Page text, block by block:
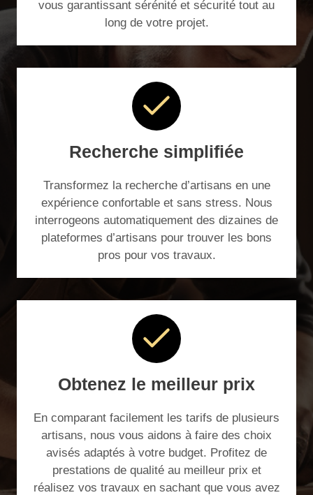
vous garantissant sérénité et sécurité tout au
long de votre projet.
Recherche simplifiée
Transformez la recherche d’artisans en une
expérience confortable et sans stress. Nous
interrogeons automatiquement des dizaines de
plateformes d’artisans pour trouver les bons
pros pour vos travaux.
Obtenez le meilleur prix
En comparant facilement les tarifs de plusieurs
artisans, nous vous aidons à faire des choix
avisés adaptés à votre budget. Profitez de
prestations de qualité au meilleur prix et
réalisez vos travaux en sachant que vous avez